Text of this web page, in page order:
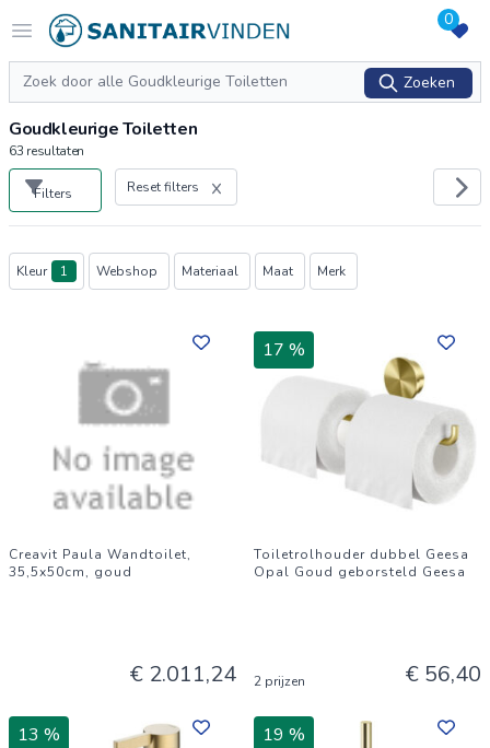
Open menu
Logo sanitairvinden.nl 0
Zoeken
Zoeken
Goudkleurige Toiletten
63 resultaten
Filters Reset filters
Producten
Kleur 1 Webshop Materiaal Maat Merk
Creavit Paula Wandtoilet,
35,5x50cm, goud
€ 2.011,24
17 %
Toiletrolhouder dubbel Geesa
Opal Goud geborsteld Geesa
2 prijzen € 56,40
13 % 19 %